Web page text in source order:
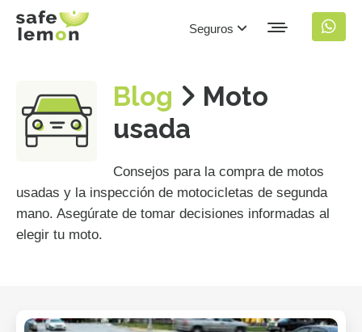
Seguros
Blog
Moto
usada
Consejos para la compra de motos
usadas y la inspección de motocicletas de segunda
mano. Asegúrate de tomar decisiones informadas al
elegir tu moto.